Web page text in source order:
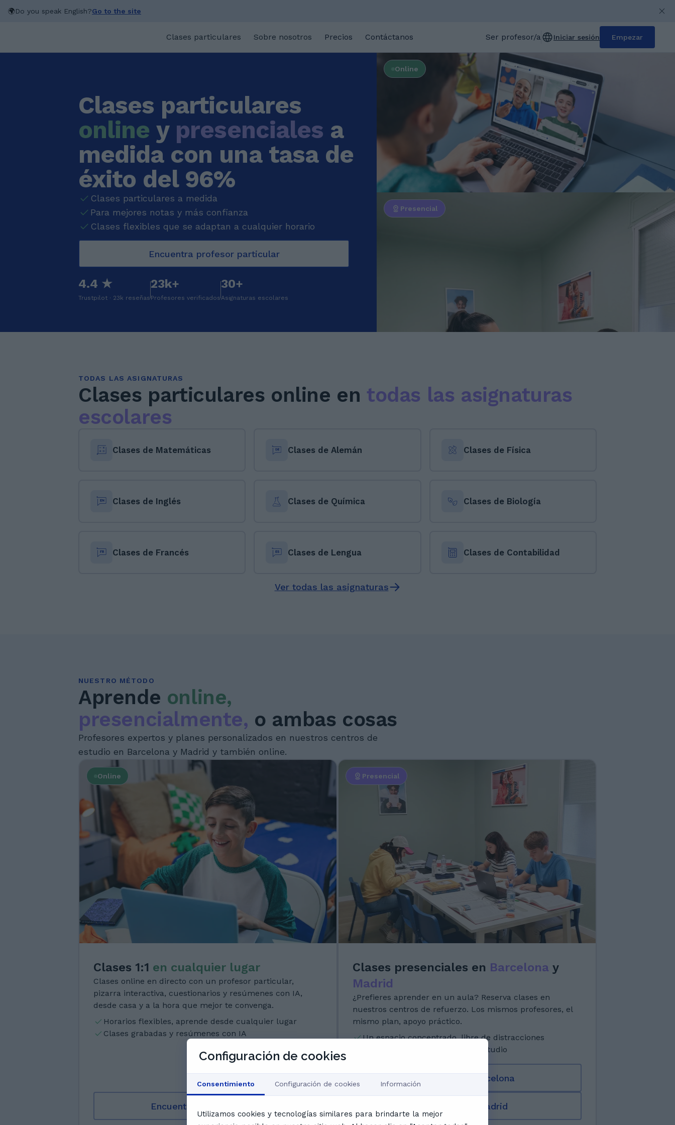
🌍Do you speak English?Go to the site
Clases particulares Sobre nosotros Precios Contáctanos Ser profesor/a Iniciar sesión Empezar
Clases particulares
online y presenciales a
medida con una tasa de
éxito del 96%
Clases particulares a medida
Para mejores notas y más confianza
Clases flexibles que se adaptan a cualquier horario
Encuentra profesor particular
4.4 ★
Trustpilot · 23k reseñas
23k+
Profesores verificados
30+
Asignaturas escolares
Online
Presencial
TODAS LAS ASIGNATURAS
Clases particulares online en todas las asignaturas
escolares
Clases de Matemáticas Clases de Alemán Clases de Física
Clases de Inglés Clases de Química Clases de Biología
Clases de Francés Clases de Lengua Clases de Contabilidad
Ver todas las asignaturas
NUESTRO MÉTODO
Aprende online,
presencialmente, o ambas cosas
Profesores expertos y planes personalizados en nuestros centros de
estudio en Barcelona y Madrid y también online.
Online
Clases 1:1 en cualquier lugar
Clases online en directo con un profesor particular,
pizarra interactiva, cuestionarios y resúmenes con IA,
desde casa y a la hora que mejor te convenga.
Horarios flexibles, aprende desde cualquier lugar
Clases grabadas y resúmenes con IA
Encuentra profesor online
Presencial
Clases presenciales en Barcelona y
Madrid
¿Prefieres aprender en un aula? Reserva clases en
nuestros centros de refuerzo. Los mismos profesores, el
mismo plan, apoyo práctico.
Un espacio concentrado, libre de distracciones
Clases en grupo y eventos de estudio
Centros en Barcelona
Centros en Madrid
Configuración de cookies
Consentimiento Configuración de cookies Información
Utilizamos cookies y tecnologías similares para brindarte la mejor